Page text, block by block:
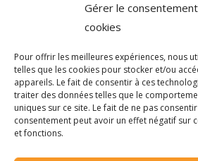
Gérer le
cookies
Pour offrir les meilleures expériences, nous
telles que les cookies pour stocker et/ou
appareils. Le fait de consentir à ces
traiter des données telles que le
uniques sur ce site. Le fait de ne pas
consentement peut avoir un effet négatif sur
et fonctions.